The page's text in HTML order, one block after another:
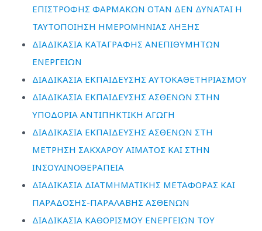
ΕΠΙΣΤΡΟΦΗΣ ΦΑΡΜΑΚΩΝ ΟΤΑΝ ΔΕΝ ΔΥΝΑΤΑΙ Η
ΤΑΥΤΟΠΟΙΗΣΗ ΗΜΕΡΟΜΗΝΙΑΣ ΛΗΞΗΣ
ΔΙΑΔΙΚΑΣΙΑ ΚΑΤΑΓΡΑΦΗΣ ΑΝΕΠΙΘΥΜΗΤΩΝ
ΕΝΕΡΓΕΙΩΝ
ΔΙΑΔΙΚΑΣΙΑ ΕΚΠΑΙΔΕΥΣΗΣ ΑΥΤΟΚΑΘΕΤΗΡΙΑΣΜΟΥ
ΔΙΑΔΙΚΑΣΙΑ ΕΚΠΑΙΔΕΥΣΗΣ ΑΣΘΕΝΩΝ ΣΤΗΝ
ΥΠΟΔΟΡΙΑ ΑΝΤΙΠΗΚΤΙΚΗ ΑΓΩΓΗ
ΔΙΑΔΙΚΑΣΙΑ ΕΚΠΑΙΔΕΥΣΗΣ ΑΣΘΕΝΩΝ ΣΤΗ
ΜΕΤΡΗΣΗ ΣΑΚΧΑΡΟΥ ΑΙΜΑΤΟΣ ΚΑΙ ΣΤΗΝ
ΙΝΣΟΥΛΙΝΟΘΕΡΑΠΕΙΑ
ΔΙΑΔΙΚΑΣΙΑ ΔΙΑΤΜΗΜΑΤΙΚΗΣ ΜΕΤΑΦΟΡΑΣ ΚΑΙ
ΠΑΡΑΔΟΣΗΣ-ΠΑΡΑΛΑΒΗΣ ΑΣΘΕΝΩΝ
ΔΙΑΔΙΚΑΣΙΑ ΚΑΘΟΡΙΣΜΟΥ ΕΝΕΡΓΕΙΩΝ ΤΟΥ